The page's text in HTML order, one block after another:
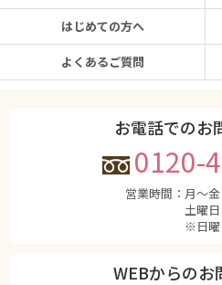
はじめての方へ
よくあるご質問
お電話でのお
0120-
営業時間： 月〜
土曜
※日曜
WEBからのお